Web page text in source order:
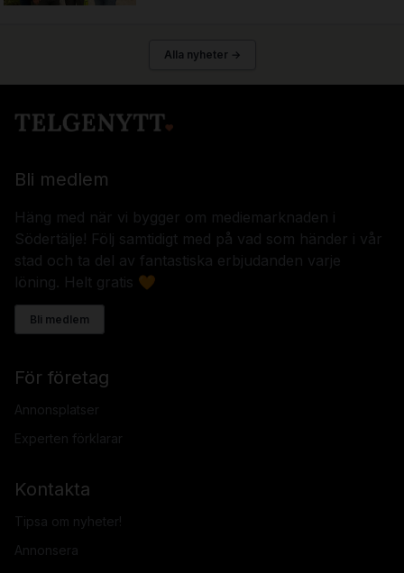
Alla nyheter →
Bli medlem
Häng med när vi bygger om mediemarknaden i
Södertälje! Följ samtidigt med på vad som händer i vår
stad och ta del av fantastiska erbjudanden varje
löning. Helt gratis 🧡
Bli medlem
För företag
Annonsplatser
Experten förklarar
Kontakta
Tipsa om nyheter!
Annonsera